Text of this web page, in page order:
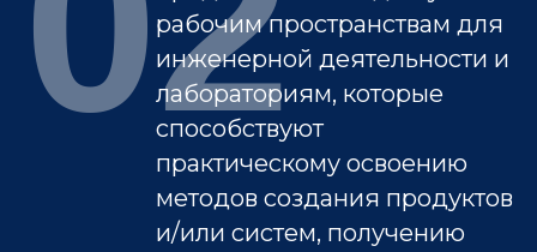
рабочим пространствам для
инженерной деятельности и
лабораториям, которые
способствуют
практическому освоению
методов создания продуктов
и/или систем, получению